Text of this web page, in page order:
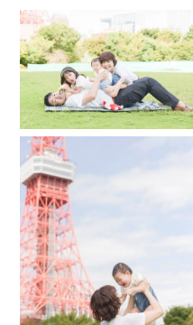
花火のような写真ではなく
胸の奥を温めてくれるよう
す。
そして僕の撮る写真には魔
後、20年後にみなさんの心
.
.
撮影させて頂いた、ご家族
日常な体験を通して、撮了
思います。その大切な時間
も、ご家族の皆さんにとっ
うに、想いを持って撮影に
.
.
…その写真が家族で過ごして